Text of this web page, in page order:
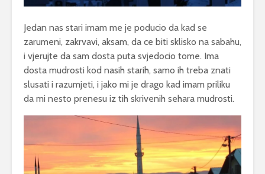
Jedan nas stari imam me je poducio da kad se
zarumeni, zakrvavi, aksam, da ce biti sklisko na sabahu,
i vjerujte da sam dosta puta svjedocio tome. Ima
dosta mudrosti kod nasih starih, samo ih treba znati
slusati i razumjeti, i jako mi je drago kad imam priliku
da mi nesto prenesu iz tih skrivenih sehara mudrosti.